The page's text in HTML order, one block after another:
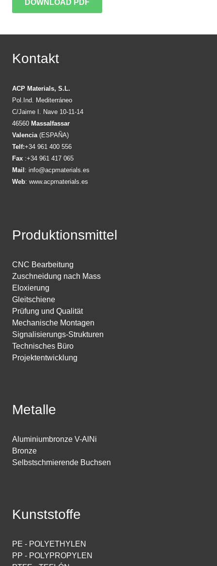
DOWNLOAD PDF
Kontakt
ACP Materials, S.L.
Pol.Ind. Mediterráneo
C/Jaime I. Nave 10-11-14
46560 Massalfassar
Valencia(ESPAÑA)
Telf:+34 961 400 556
Fax :+34 961 417 065
Mail : info@acpmaterials.es
Web: www.acpmaterials.es
Produktionsmittel
CNC Bearbeitung
Zuschneidung nach Mass
Eloxierung
Gleitschiene
Prüfung und Qualität
Mechanische Montagen
Signalisierungs-Strukturen
Technisches Büro
Projektentwicklung
Metalle
Aluminiumbronze V-AlNi
Bronze
Selbstschmierende Buchsen
Kunststoffe
PE - POLYETHYLEN
PP - POLYPROPYLEN